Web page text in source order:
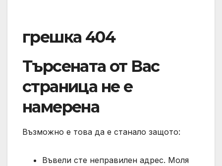
грешка 404
Търсената от Вас
страница не е
намерена
Възможно е това да е станало защото:
Въвели сте неправилен адрес. Моля